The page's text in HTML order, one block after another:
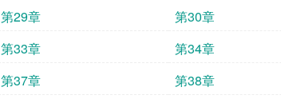
第29章
第30章
第33章
第34章
第37章
第38章